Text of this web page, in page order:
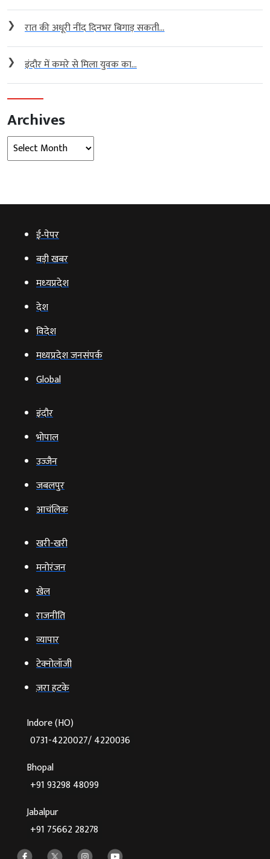
❯ रात की अधूरी नींद दिनभर बिगाड़ सकती...
❯ इंदौर में कमरे से मिला युवक का...
Archives
Archives
ई‑पेपर
बड़ी खबर
मध्‍यप्रदेश
देश
विदेश
मध्यप्रदेश जनसंपर्क
Global
इंदौर
भोपाल
उज्‍जैन
जबलपुर
आचंलिक
खरी-खरी
मनोरंजन
खेल
राजनीति
व्‍यापार
टेक्‍नोलॉजी
ज़रा हटके
Indore (HO)
0731-4220027/ 4220036
Bhopal
+91 93298 48099
Jabalpur
+91 75662 28278